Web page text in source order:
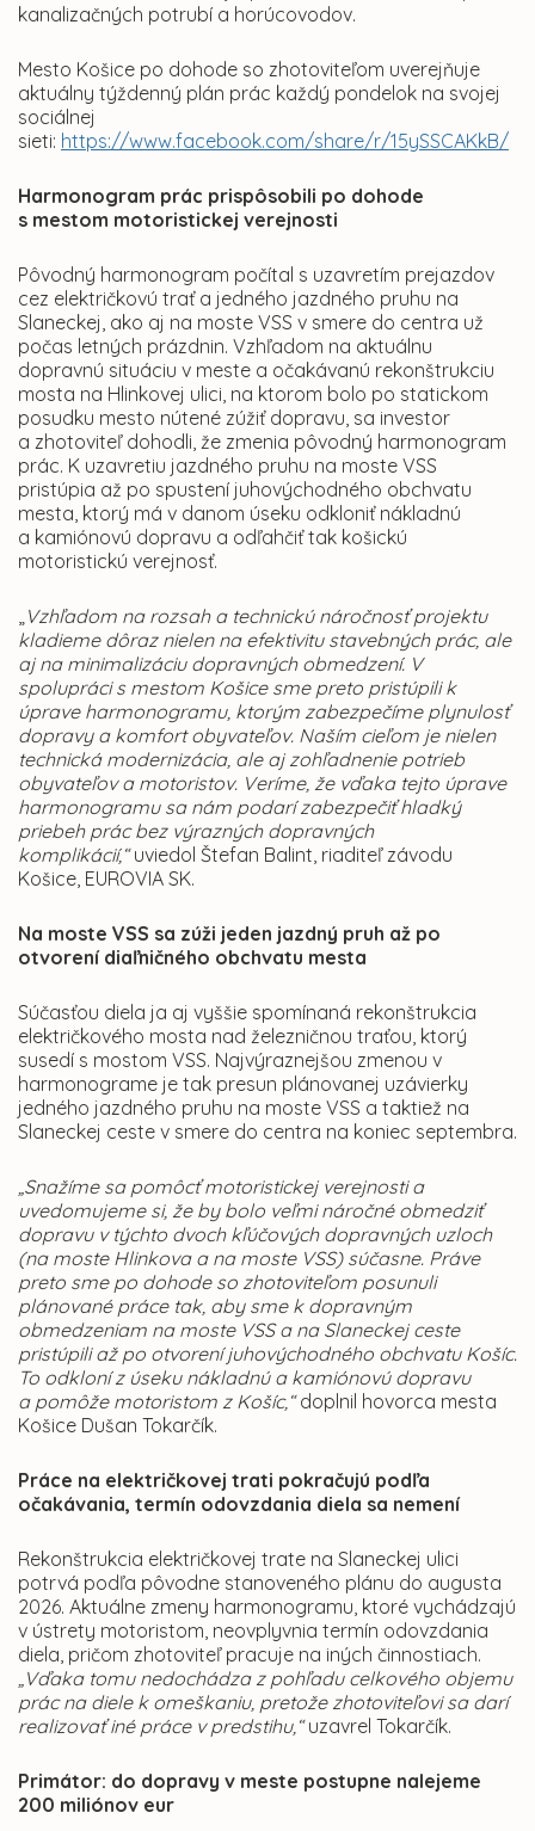
kanalizačných potrubí a horúcovodov.
Mesto Košice po dohode so zhotoviteľom uverejňuje
aktuálny týždenný plán prác každý pondelok na svojej
sociálnej
sieti: https://www.facebook.com/share/r/15ySSCAKkB/
Harmonogram prác prispôsobili po dohode
s mestom motoristickej verejnosti
Pôvodný harmonogram počítal s uzavretím prejazdov
cez električkovú trať a jedného jazdného pruhu na
Slaneckej, ako aj na moste VSS v smere do centra už
počas letných prázdnin. Vzhľadom na aktuálnu
dopravnú situáciu v meste a očakávanú rekonštrukciu
mosta na Hlinkovej ulici, na ktorom bolo po statickom
posudku mesto nútené zúžiť dopravu, sa investor
a zhotoviteľ dohodli, že zmenia pôvodný harmonogram
prác. K uzavretiu jazdného pruhu na moste VSS
pristúpia až po spustení juhovýchodného obchvatu
mesta, ktorý má v danom úseku odkloniť nákladnú
a kamiónovú dopravu a odľahčiť tak košickú
motoristickú verejnosť.
„Vzhľadom na rozsah a technickú náročnosť projektu
kladieme dôraz nielen na efektivitu stavebných prác, ale
aj na minimalizáciu dopravných obmedzení. V
spolupráci s mestom Košice sme preto pristúpili k
úprave harmonogramu, ktorým zabezpečíme plynulosť
dopravy a komfort obyvateľov. Naším cieľom je nielen
technická modernizácia, ale aj zohľadnenie potrieb
obyvateľov a motoristov. Veríme, že vďaka tejto úprave
harmonogramu sa nám podarí zabezpečiť hladký
priebeh prác bez výrazných dopravných
komplikácií,“uviedol Štefan Balint, riaditeľ závodu
Košice, EUROVIA SK.
Na moste VSS sa zúži jeden jazdný pruh až po
otvorení diaľničného obchvatu mesta
Súčasťou diela ja aj vyššie spomínaná rekonštrukcia
električkového mosta nad železničnou traťou, ktorý
susedí s mostom VSS. Najvýraznejšou zmenou v
harmonograme je tak presun plánovanej uzávierky
jedného jazdného pruhu na moste VSS a taktiež na
Slaneckej ceste v smere do centra na koniec septembra.
„Snažíme sa pomôcť motoristickej verejnosti a
uvedomujeme si, že by bolo veľmi náročné obmedziť
dopravu v týchto dvoch kľúčových dopravných uzloch
(na moste Hlinkova a na moste VSS) súčasne. Práve
preto sme po dohode so zhotoviteľom posunuli
plánované práce tak, aby sme k dopravným
obmedzeniam na moste VSS a na Slaneckej ceste
pristúpili až po otvorení juhovýchodného obchvatu Košíc.
To odkloní z úseku nákladnú a kamiónovú dopravu
a pomôže motoristom z Košíc,“doplnil hovorca mesta
Košice Dušan Tokarčík.
Práce na električkovej trati pokračujú podľa
očakávania, termín odovzdania diela sa nemení
Rekonštrukcia električkovej trate na Slaneckej ulici
potrvá podľa pôvodne stanoveného plánu do augusta
2026. Aktuálne zmeny harmonogramu, ktoré vychádzajú
v ústrety motoristom, neovplyvnia termín odovzdania
diela, pričom zhotoviteľ pracuje na iných činnostiach.
„Vďaka tomu nedochádza z pohľadu celkového objemu
prác na diele k omeškaniu, pretože zhotoviteľovi sa darí
realizovať iné práce v predstihu,“uzavrel Tokarčík.
Primátor: do dopravy v meste postupne nalejeme
200 miliónov eur